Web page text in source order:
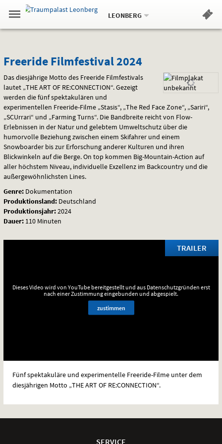
Springe
zum
,zum
.
Navigation
Gehe
zur
Standortauswahl
Standort:
LEONBERG.
Hinweis
Freeride
Filmfestival
2024
Freeride Filmfestival 2024
Das diesjährige Motto des Freeride Filmfestivals
lautet „THEARTOF RE:CONNECTION“. Gezeigt
werden die fünf spektakulären und
experimentellen Freeride-Filme „Stasis“, „The Red Face Zone“, „Sariri“,
„SCUrrari“ und „Farming Turns“. Die Bandbreite reicht von Flow-
Erlebnissen in der Natur und gelebtem Umweltschutz über die
humorvolle Beziehung zwischen einem Skifahrer und einem
Snowboarder bis zur Erforschung anderer Kulturen und ihren
Blickwinkeln auf die Berge. On top kommen Big-Mountain-Action auf
aller höchstem Niveau, individuelle Exzellenz im Backcountry und die
außergewöhnlichsten Lines.
Genre: Dokumentation
Produktionsland: Deutschland
Produktionsjahr:2024
Dauer: 110 Minuten
TRAILER
Dieses Video wird von YouTube bereitgestellt und aus Datenschutzgründen erst
nach einer Zustimmung eingebunden und abgespielt.
zustimmen
Fünf spektakuläre und experimentelle Freeride-Filme unter dem
diesjährigen Motto „THEARTOF RE:CONNECTION“.
SERVICE